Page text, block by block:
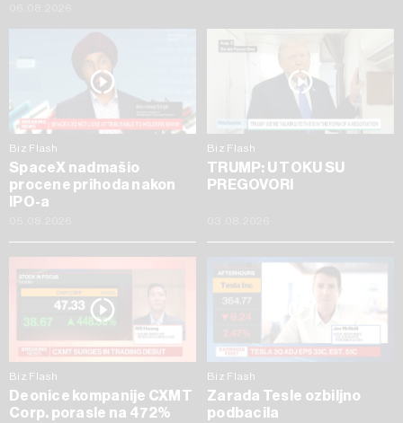
Biz Flash
SpaceX nadmašio
procene prihoda nakon
IPO-a
Biz Flash
TRUMP: U TOKU SU
PREGOVORI
Biz Flash
Deonice kompanije CXMT
Corp. porasle na 472%
Biz Flash
Zarada Tesle ozbiljno
podbacila